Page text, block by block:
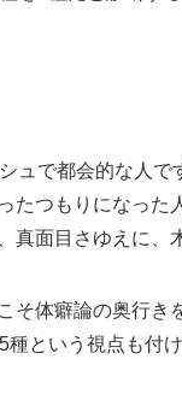
ュで都会的な人
たつもりになった
面目さゆえに、
体癖論の奥行き
という視点も付